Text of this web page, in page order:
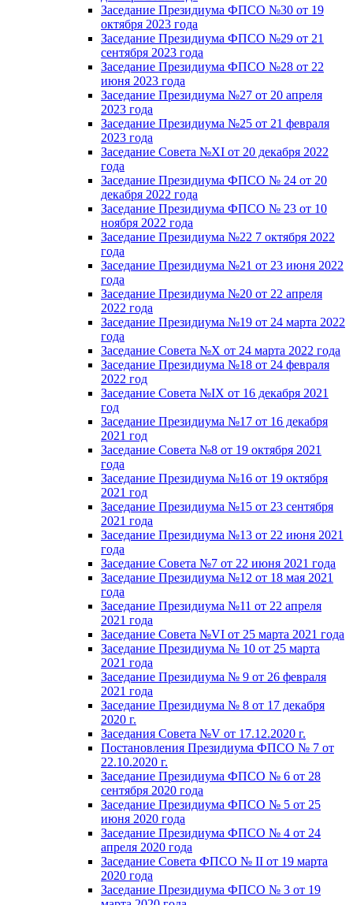
Заседание Президиума ФПСО №30 от 19
октября 2023 года
Заседание Президиума ФПСО №29 от 21
сентября 2023 года
Заседание Президиума ФПСО №28 от 22
июня 2023 года
Заседание Президиума №27 от 20 апреля
2023 года
Заседание Президиума №25 от 21 февраля
2023 года
Заседание Совета №XI от 20 декабря 2022
года
Заседание Президиума ФПСО № 24 от 20
декабря 2022 года
Заседание Президиума ФПСО № 23 от 10
ноября 2022 года
Заседание Президиума №22 7 октября 2022
года
Заседание Президиума №21 от 23 июня 2022
года
Заседание Президиума №20 от 22 апреля
2022 года
Заседание Президиума №19 от 24 марта 2022
года
Заседание Совета №X от 24 марта 2022 года
Заседание Президиума №18 от 24 февраля
2022 год
Заседание Совета №IX от 16 декабря 2021
год
Заседание Президиума №17 от 16 декабря
2021 год
Заседание Совета №8 от 19 октября 2021
года
Заседание Президиума №16 от 19 октября
2021 год
Заседание Президиума №15 от 23 сентября
2021 года
Заседание Президиума №13 от 22 июня 2021
года
Заседание Совета №7 от 22 июня 2021 года
Заседание Президиума №12 от 18 мая 2021
года
Заседание Президиума №11 от 22 апреля
2021 года
Заседание Совета №VI от 25 марта 2021 года
Заседание Президиума № 10 от 25 марта
2021 года
Заседание Президиума № 9 от 26 февраля
2021 года
Заседание Президиума № 8 от 17 декабря
2020 г.
Заседания Совета №V от 17.12.2020 г.
Постановления Президиума ФПСО № 7 от
22.10.2020 г.
Заседание Президиума ФПСО № 6 от 28
сентября 2020 года
Заседание Президиума ФПСО № 5 от 25
июня 2020 года
Заседание Президиума ФПСО № 4 от 24
апреля 2020 года
Заседание Совета ФПСО № II от 19 марта
2020 года
Заседание Президиума ФПСО № 3 от 19